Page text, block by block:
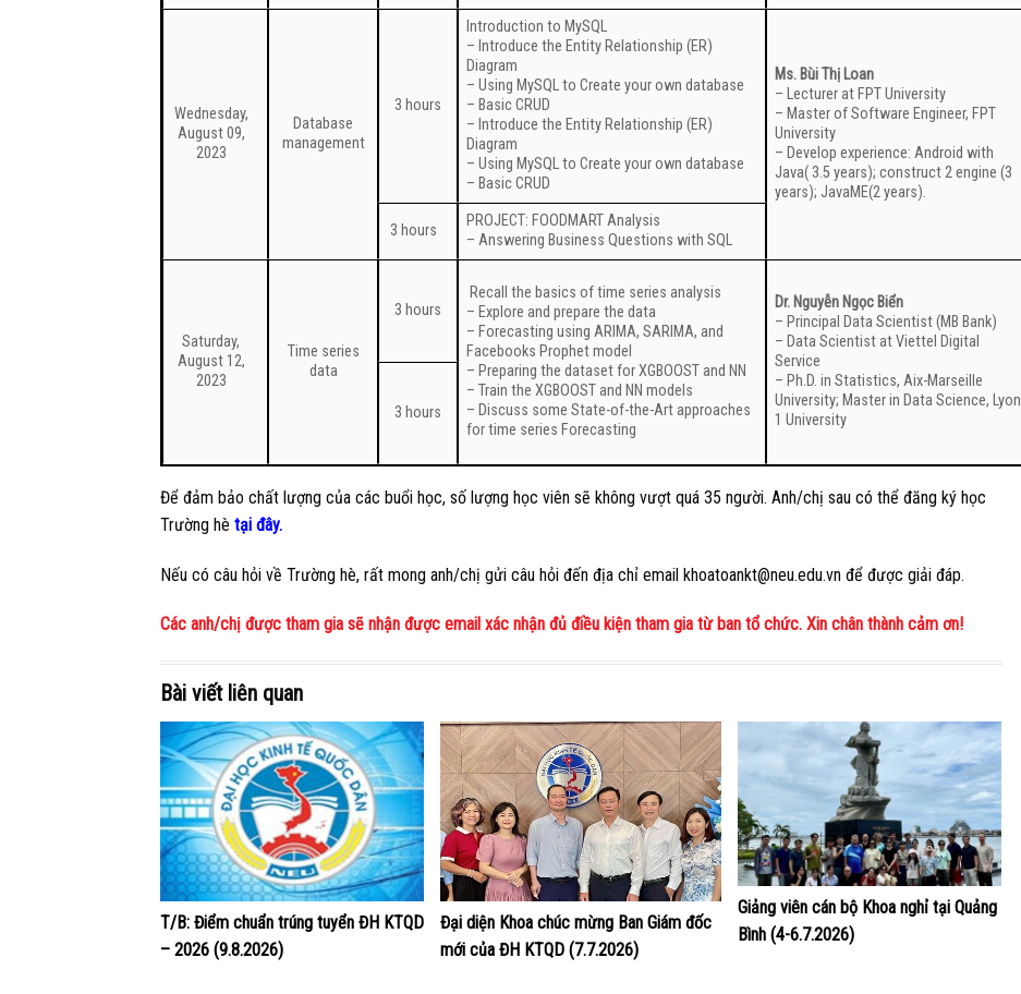
Wednesday,
August 09,
2023
Database
management
3 hours
Introduction to MySQL
– Introduce the Entity Relationship (ER)
Diagram
– Using MySQL to Create your own database
– Basic CRUD
– Introduce the Entity Relationship (ER)
Diagram
– Using MySQL to Create your own database
– Basic CRUD
Ms. Bùi Thị Loan
– Lecturer at FPT University
– Master of Software Engineer, FPT
University
– Develop experience: Android with
Java( 3.5 years); construct 2 engine (3
years); JavaME(2 years).
3 hours
PROJECT: FOODMART Analysis
– Answering Business Questions with SQL
Saturday,
August 12,
2023
Time series
data
3 hours
Recall the basics of time series analysis
– Explore and prepare the data
– Forecasting using ARIMA, SARIMA, and
Facebooks Prophet model
– Preparing the dataset for XGBOOST and NN
– Train the XGBOOST and NN models
– Discuss some State-of-the-Art approaches
for time series Forecasting
Dr. Nguyễn Ngọc Biển
– Principal Data Scientist (MB Bank)
– Data Scientist at Viettel Digital
Service
– Ph.D. in Statistics, Aix-Marseille
University; Master in Data Science, Lyon
1 University
3 hours
Để đảm bảo chất lượng của các buổi học, số lượng học viên sẽ không vượt quá 35 người. Anh/chị sau có thể đăng ký học
Trường hè tại đây.
Nếu có câu hỏi về Trường hè, rất mong anh/chị gửi câu hỏi đến địa chỉ email khoatoankt@neu.edu.vn để được giải đáp.
Các anh/chị được tham gia sẽ nhận được email xác nhận đủ điều kiện tham gia từ ban tổ chức. Xin chân thành cảm ơn!
Bài viết liên quan
T/B: Điểm chuẩn trúng tuyển ĐH KTQD
– 2026 (9.8.2026)
Đại diện Khoa chúc mừng Ban Giám đốc
mới của ĐH KTQD (7.7.2026)
Giảng viên cán bộ Khoa nghỉ tại Quảng
Bình (4-6.7.2026)